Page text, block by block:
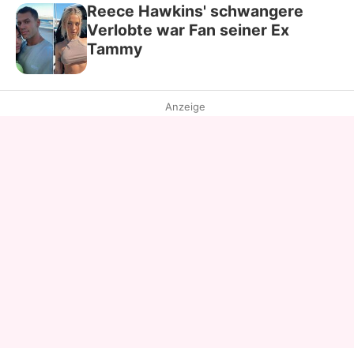
Reece Hawkins' schwangere
Verlobte war Fan seiner Ex
Tammy
Anzeige